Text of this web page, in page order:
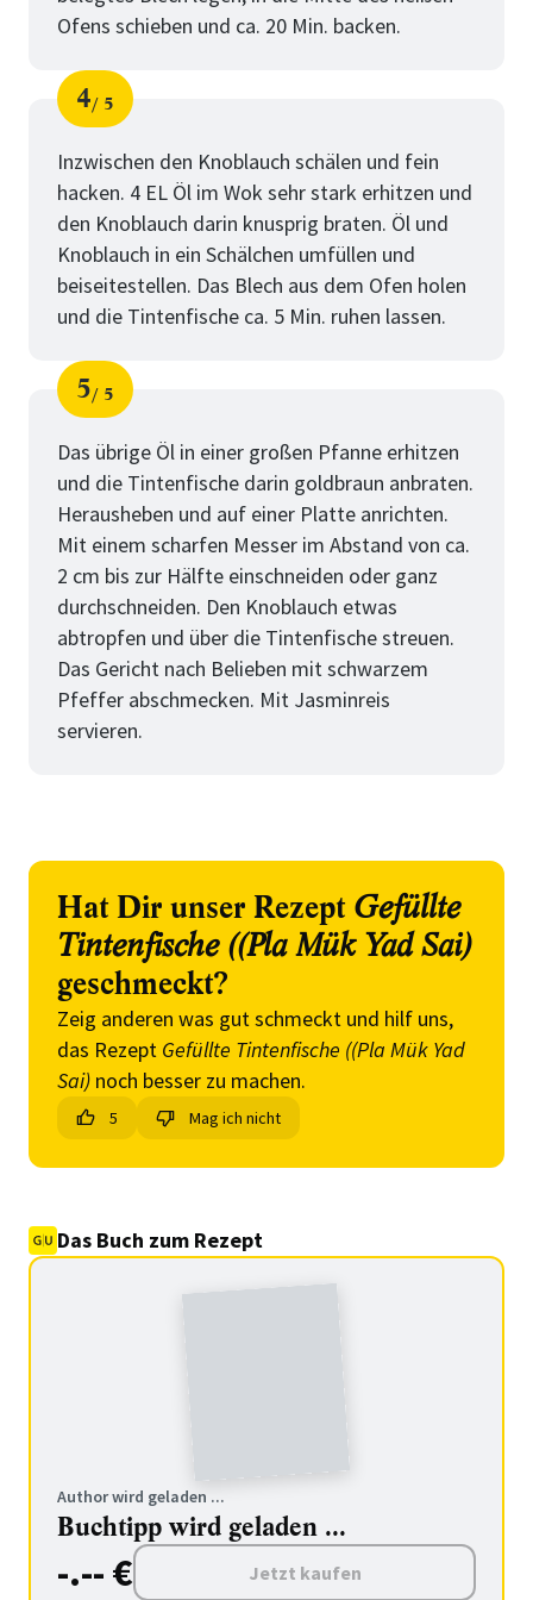
Ofens schieben und ca. 20 Min. backen.
Schritt
4
von
5
Inzwischen den Knoblauch schälen und fein
hacken. 4 EL Öl im Wok sehr stark erhitzen und
den Knoblauch darin knusprig braten. Öl und
Knoblauch in ein Schälchen umfüllen und
beiseitestellen. Das Blech aus dem Ofen holen
und die Tintenfische ca. 5 Min. ruhen lassen.
Schritt
5
von
5
Das übrige Öl in einer großen Pfanne erhitzen
und die Tintenfische darin goldbraun anbraten.
Herausheben und auf einer Platte anrichten.
Mit einem scharfen Messer im Abstand von ca.
2 cm bis zur Hälfte einschneiden oder ganz
durchschneiden. Den Knoblauch etwas
abtropfen und über die Tintenfische streuen.
Das Gericht nach Belieben mit schwarzem
Pfeffer abschmecken. Mit Jasminreis
servieren.
Hat Dir unser Rezept Gefüllte
Tintenfische ((Pla Mük Yad Sai)
geschmeckt?
Zeig anderen was gut schmeckt und hilf uns,
das Rezept Gefüllte Tintenfische ((Pla Mük Yad
Sai) noch besser zu machen.
5 Mag ich nicht
Das Buch zum Rezept
Author wird geladen ...
Buchtipp wird geladen ...
-.-- € Jetzt kaufen